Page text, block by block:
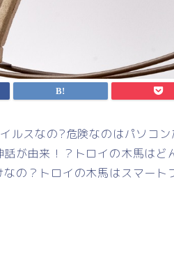
ルスなの?危険なのはパソコ
が由来！？トロイの木馬はど
の？トロイの木馬はスマート